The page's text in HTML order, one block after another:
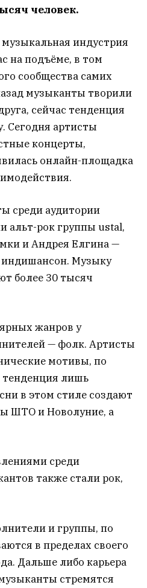
человек.
индустрия
на подъёме, в том
сообщества самих
музыканты творили
сейчас тенденция
Сегодня артисты
концерты,
онлайн-площадка
среди аудитории
альт-рок группы ustal,
и Андрея Елгина —
индишансон. Музыку
более 30 тысяч
жанров у
— фолк. Артисты
мотивы, по
тенденция лишь
в этом стиле создают
ШТО и Новолуние, а
среди
также стали рок,
и группы, по
в пределах своего
Дальше либо карьера
стремятся